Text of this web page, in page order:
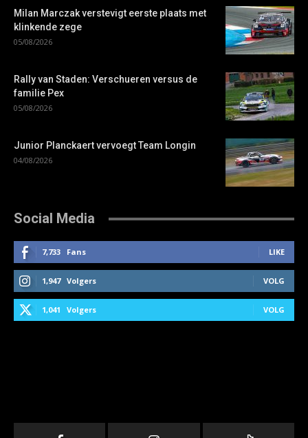
Milan Marczak verstevigt eerste plaats met
klinkende zege
05/08/2026
Rally van Staden: Verschueren versus de
familie Pex
05/08/2026
Junior Planckaert vervoegt Team Longin
04/08/2026
Social Media
7,733 Fans LIKE
1,947 Volgers VOLG
1,041 Volgers VOLG